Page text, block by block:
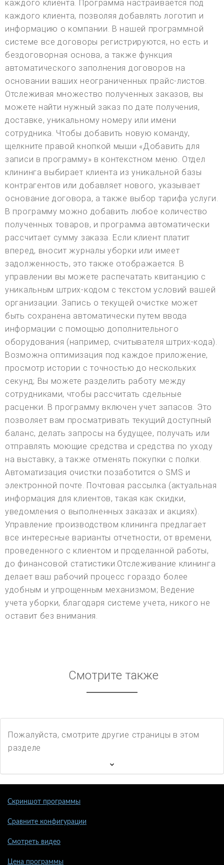
каждого клиента. Программа настраивается под
каждого клиента, позволяя добавлять логотип и
информацию о компании. В нашей программной
системе все договоры регистрируются, но есть и
бездоговорная основа, а также функция
автоматического заполнения договоров на
основании ваших неограниченных прайс-листов.
Отслеживая множество полученных заказов, вы
можете найти нужный заказ по дате получения,
доставке, уникальному номеру или имени
сотрудника. Чтобы добавить новую команду,
щелкните правой кнопкой мыши «Добавить для
записи в программу» в контекстном меню. Отдел
клининга выбирает клиента из уникальной базы
контрагентов или добавляет нового, указывает
основание договора, а также выбор тарифа услуги.
В программу можно добавить любое количество
полученных товаров, и программа автоматически
рассчитает сумму заказа. Если клиент платит
вперед, вносит журналы уборки или имеет
задолженность, это также отображается. В
управлении вы можете распечатать квитанцию с
уникальным штрих-кодом с текстом условий вашей
организации. Запись о текущей очистке может
быть сохранена автоматически путем ввода
информации с помощью дополнительного
оборудования (например, считывателя штрих-кода).
Возможна оптимизация под каждое приложение,
просмотр истории с точностью до нескольких
секунд; Вы можете разделить работу между
сотрудниками, чтобы рассчитать сдельные
расценки. В программу включен учет запасов. Это
позволяет вам просматривать текущий доступный
баланс, делать запросы на будущее, получать или
отправлять моющие средства и средства по уходу
на выставку, а также отменять покупки с полки.
Автоматизация очистки позаботится о SMS и
электронной почте. Почтовая рассылка (актуальная
информация для клиентов, такая как скидки,
уведомления о выполненных заказах и акциях).
Управление производством клининга предлагает
все интересные варианты отчетности, от времени,
проведенного с клиентом и проделанной работы,
до финансовой статистики.Отслеживание клининга
делает ваш рабочий процесс гораздо более
удобным и упрощенным механизмом; Ведение
учета уборки, благодаря системе учета, никого не
оставит без внимания.
Смотрите также
Пожалуйста, смотрите другие страницы в этом
разделе
Скриншот программы
Сравните конфигурации
Смотреть видео
Цена программы